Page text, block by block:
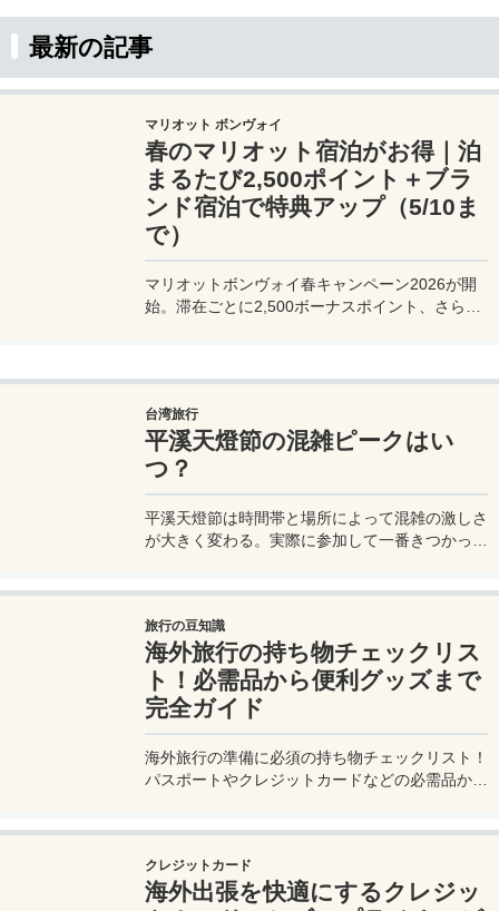
最新の記事
マリオット ボンヴォイ
春のマリオット宿泊がお得｜泊
まるたび2,500ポイント＋ブラ
ンド宿泊で特典アップ（5/10ま
で）
マリオットボンヴォイ春キャンペーン2026が開
始。滞在ごとに2,500ボーナスポイント、さらに
台湾旅行
平溪天燈節の混雑ピークはい
つ？
平溪天燈節は時間帯と場所によって混雑の激しさ
が大きく変わる。実際に参加して一番きつかった
旅行の豆知識
海外旅行の持ち物チェックリス
ト！必需品から便利グッズまで
完全ガイド
海外旅行の準備に必須の持ち物チェックリスト！
パスポートやクレジットカードなどの必需品か
ャートリップで今すぐチェック！
クレジットカード
海外出張を快適にするクレジッ